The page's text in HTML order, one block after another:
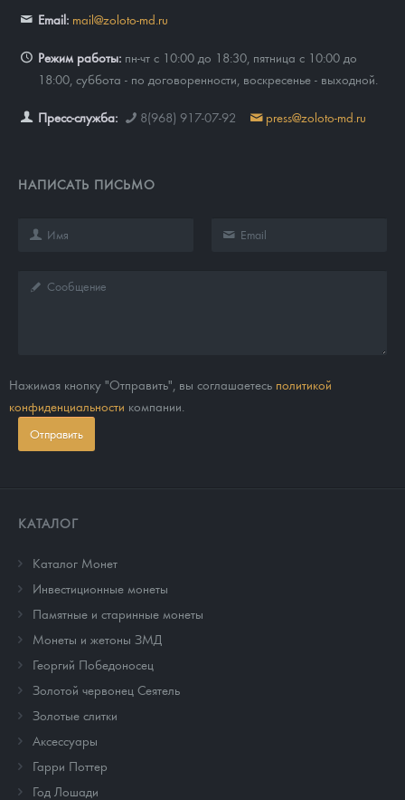
Email: mail@zoloto-md.ru
Режим работы: пн-чт с 10:00 до 18:30, пятница с 10:00 до
18:00, суббота - по договоренности, воскресенье - выходной.
Пресс-служба: 8(968) 917-07-92 press@zoloto-md.ru
НАПИСАТЬ ПИСЬМО
Нажимая кнопку "Отправить", вы соглашаетесь политикой
конфиденциальности компании.
Отправить
КАТАЛОГ
Каталог Монет
Инвестиционные монеты
Памятные и старинные монеты
Монеты и жетоны ЗМД
Георгий Победоносец
Золотой червонец Сеятель
Золотые слитки
Аксессуары
Гарри Поттер
Год Лошади